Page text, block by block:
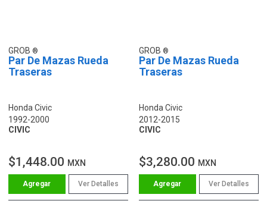
GROB
Par De Mazas Rueda
Traseras
Honda Civic
1992-2000
CIVIC
$1,448.00 MXN
Ver Detalles
GROB
Par De Mazas Rueda
Traseras
Honda Civic
2012-2015
CIVIC
$3,280.00 MXN
Ver Detalles